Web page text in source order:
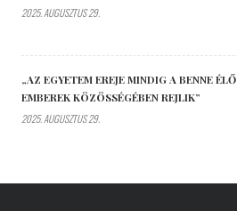
2025. AUGUSZTUS 29.
„AZ EGYETEM EREJE MINDIG A BENNE ÉLŐ
EMBEREK KÖZÖSSÉGÉBEN REJLIK”
2025. AUGUSZTUS 29.